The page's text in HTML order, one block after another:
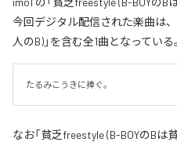
今回デジタル配信された楽曲は、
人のB)」を含む全1曲となっている
たるみこうきに捧ぐ。
なお「貧乏freestyle (B-BOYのBは